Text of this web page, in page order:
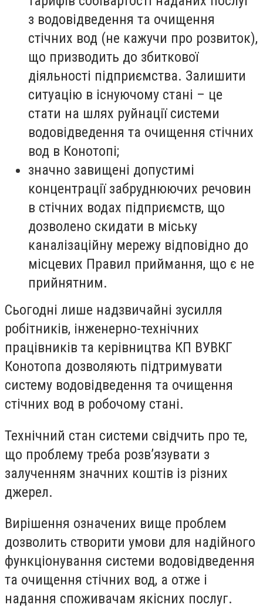
з водовідведення та очищення
стічних вод (не кажучи про розвиток),
що призводить до збиткової
діяльності підприємства. Залишити
ситуацію в існуючому стані – це
стати на шлях руйнації системи
водовідведення та очищення стічних
вод в Конотопі;
значно завищені допустимі
концентрації забруднюючих речовин
в стічних водах підприємств, що
дозволено скидати в міську
каналізаційну мережу відповідно до
місцевих Правил приймання, що є не
прийнятним.
Сьогодні лише надзвичайні зусилля
робітників, інженерно-технічних
працівників та керівництва КП ВУВКГ
Конотопа дозволяють підтримувати
систему водовідведення та очищення
стічних вод в робочому стані.
Технічний стан системи свідчить про те,
що проблему треба розв’язувати з
залученням значних коштів із різних
джерел.
Вирішення означених вище проблем
дозволить створити умови для надійного
функціонування системи водовідведення
та очищення стічних вод, а отже і
надання споживачам якісних послуг.